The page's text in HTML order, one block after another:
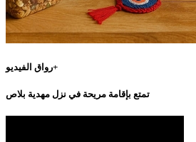
رواق الفيديو+
تمتع بإقامة مريحة في نزل مهدية بلاص